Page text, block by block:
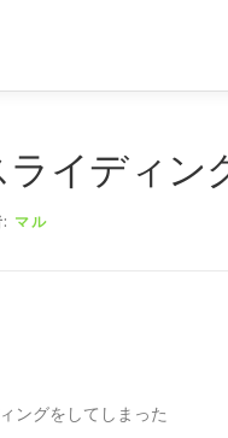
イディン
マル
ングをしてしまった